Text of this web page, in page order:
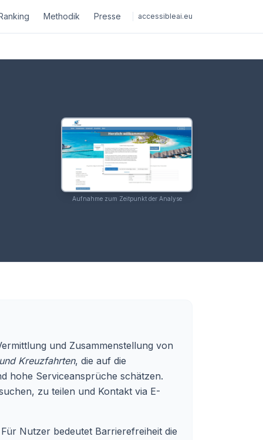
Methodik Presse accessibleai.eu
Aufnahme zum Zeitpunkt der Analyse
und Zusammenstellung von
Kreuzfahrten, die auf die
hohe Serviceansprüche schätzen.
zu teilen und Kontakt via E-
Nutzer bedeutet Barrierefreiheit die